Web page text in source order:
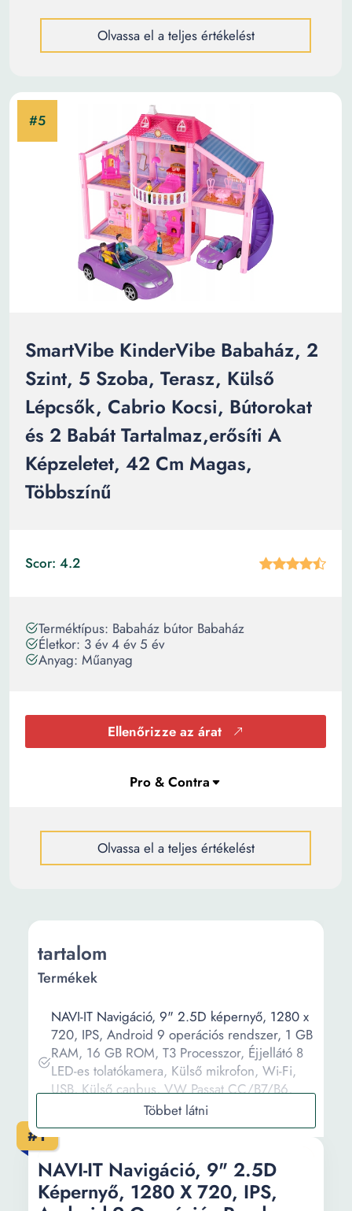
Olvassa el a teljes értékelést
SmartVibe KinderVibe Babaház, 2
Szint, 5 Szoba, Terasz, Külső
Lépcsők, Cabrio Kocsi, Bútorokat
és 2 Babát Tartalmaz,erősíti A
Képzeletet, 42 Cm Magas,
Többszínű
Scor: 4.2
Terméktípus: Babaház bútor Babaház
Életkor: 3 év 4 év 5 év
Anyag: Műanyag
Ellenőrizze az árat
Olvassa el a teljes értékelést
#1
NAVI-IT Navigáció, 9" 2.5D
Képernyő, 1280 X 720, IPS,
tartalom
Termékek
NAVI-IT Navigáció, 9" 2.5D képernyő, 1280 x
720, IPS, Android 9 operációs rendszer, 1 GB
RAM, 16 GB ROM, T3 Processzor, Éjjellátó 8
LED-es tolatókamera, Külső mikrofon, Wi-Fi,
USB, Külső canbus, VW Passat CC/B7/B6,
Golf 5/6, Touran, Skoda, Seat
LAN/WIFI Asus Dual Band WiFi 6 Router
AX5700 Mbps RT-AX86U
PRO,861+4804Mbps, 802.11 a/b/g/n/ac/ax,
1x WAN, 4x LAN, 2,4GHz/5GHz, 3x külső
antenna, 1x belső antenna,